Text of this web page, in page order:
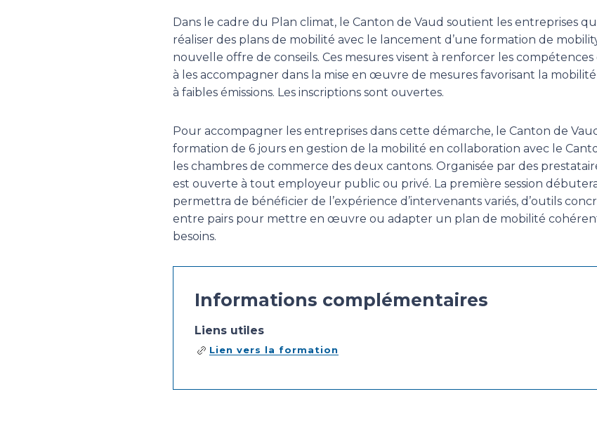
Dans le cadre du Plan climat, le Canton de Vaud soutient les entreprises
réaliser des plans de mobilité avec le lancement d’une formation de
nouvelle offre de conseils. Ces mesures visent à renforcer les
à les accompagner dans la mise en œuvre de mesures favorisant la
à faibles émissions. Les inscriptions sont ouvertes.
Pour accompagner les entreprises dans cette démarche, le Canton de
formation de 6 jours en gestion de la mobilité en collaboration avec le
les chambres de commerce des deux cantons. Organisée par des
est ouverte à tout employeur public ou privé. La première session
permettra de bénéficier de l’expérience d’intervenants variés, d’outils
entre pairs pour mettre en œuvre ou adapter un plan de mobilité
besoins.
Informations complémentaires
Liens utiles
Lien vers la formation